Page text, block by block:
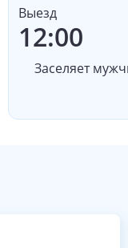
Выезд
12:00
Заселяет